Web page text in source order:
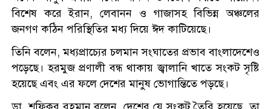
বিশেষ করে ইরান, লেবানন ও গাজাসহ বিভিন্ন অঞ্চলের
জনগণ কঠিন পরিস্থিতির মধ্য দিয়ে ঈদ কাটিয়েছে।
তিনি বলেন, মধ্যপ্রাচ্যের চলমান সংঘাতের প্রভাব বাংলাদেশেও
পড়েছে। হরমুজ প্রণালী বন্ধ থাকায় জ্বালানি খাতে সংকট সৃষ্টি
হয়েছে এবং এর ফলে দেশের মানুষ ভোগান্তিতে পড়ছে।